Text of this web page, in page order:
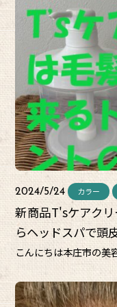
2024/5/24 カラー
新商品T'sケアク
らヘッドスパで頭
こんにちは本庄市の